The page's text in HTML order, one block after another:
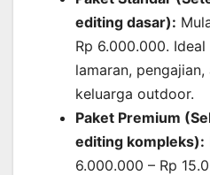
editing dasar):
Rp 6.000.000.
lamaran,
keluarga outdoor.
Paket Premium
editing kompleks):
6.000.000 – Rp